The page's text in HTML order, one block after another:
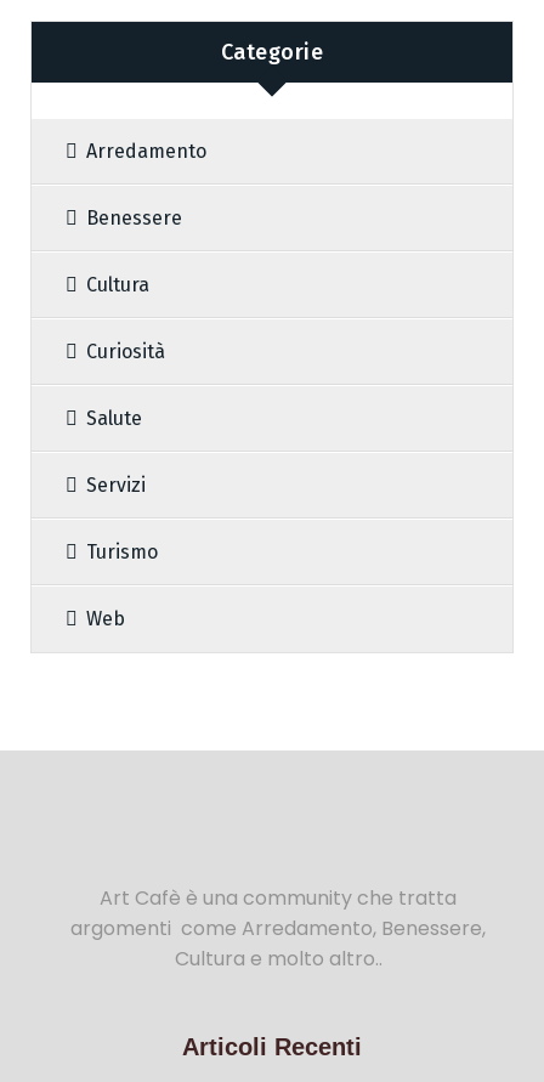
Categorie
Arredamento
Benessere
Cultura
Curiosità
Salute
Servizi
Turismo
Web
Art Cafè è una community che tratta
argomenti come Arredamento, Benessere,
Cultura e molto altro..
Articoli Recenti